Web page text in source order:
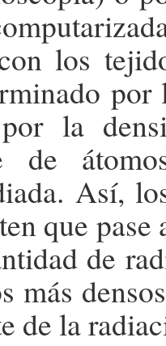
los
la
de
Así,
que pase
de
más
de la